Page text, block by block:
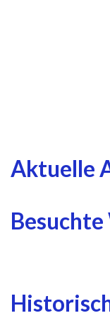
Aktuelle